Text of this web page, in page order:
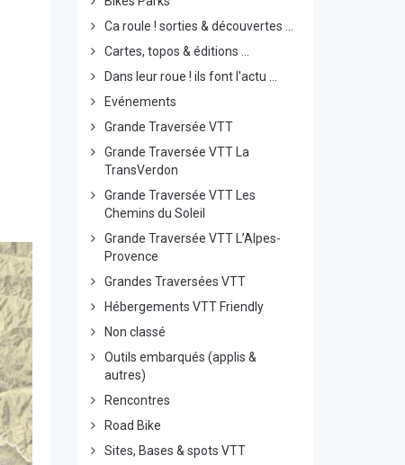
Ca roule ! sorties & découvertes ...
Cartes, topos & éditions ...
Dans leur roue ! ils font l'actu ...
Evénements
Grande Traversée VTT
Grande Traversée VTT La
TransVerdon
Grande Traversée VTT Les
Chemins du Soleil
Grande Traversée VTT L’Alpes-
Provence
Grandes Traversées VTT
Hébergements VTT Friendly
Non classé
Outils embarqués (applis &
autres)
Rencontres
Road Bike
Sites, Bases & spots VTT